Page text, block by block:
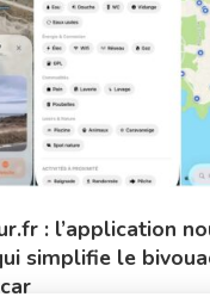
: l’application
simplifie le